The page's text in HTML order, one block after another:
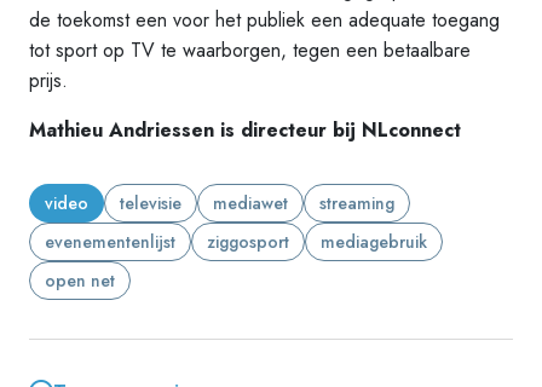
de toekomst een voor het publiek een adequate toegang
tot sport op TV te waarborgen, tegen een betaalbare
prijs.
Mathieu Andriessen is directeur bij NLconnect
video televisie mediawet
streaming
evenementenlijst
ziggosport
mediagebruik
open net